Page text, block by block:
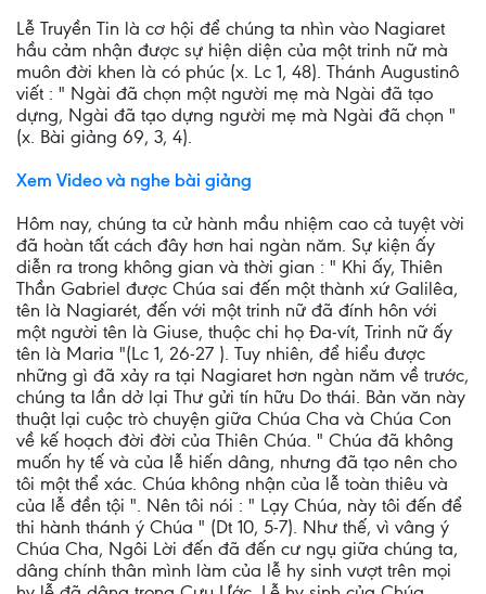
Lễ Truyền Tin là cơ hội để chúng ta nhìn vào Nagiaret
hầu cảm nhận được sự hiện diện của một trinh nữ mà
muôn đời khen là có phúc (x. Lc 1, 48). Thánh Augustinô
viết : " Ngài đã chọn một người mẹ mà Ngài đã tạo
dựng, Ngài đã tạo dựng người mẹ mà Ngài đã chọn "
(x. Bài giảng 69, 3, 4).
Xem Video và nghe bài giảng
Hôm nay, chúng ta cử hành mầu nhiệm cao cả tuyệt vời
đã hoàn tất cách đây hơn hai ngàn năm. Sự kiện ấy
diễn ra trong không gian và thời gian : " Khi ấy, Thiên
Thần Gabriel được Chúa sai đến một thành xứ Galilêa,
tên là Nagiarét, đến với một trinh nữ đã đính hôn với
một người tên là Giuse, thuộc chi họ Đa-vít, Trinh nữ ấy
tên là Maria "(Lc 1, 26-27 ). Tuy nhiên, để hiểu được
những gì đã xảy ra tại Nagiaret hơn ngàn năm về trước,
chúng ta lần dở lại Thư gửi tín hữu Do thái. Bản văn này
thuật lại cuộc trò chuyện giữa Chúa Cha và Chúa Con
về kế hoạch đời đời của Thiên Chúa. " Chúa đã không
muốn hy tế và của lễ hiến dâng, nhưng đã tạo nên cho
tôi một thể xác. Chúa không nhận của lễ toàn thiêu và
của lễ đền tội ". Nên tôi nói : " Lạy Chúa, này tôi đến để
thi hành thánh ý Chúa " (Dt 10, 5-7). Như thế, vì vâng ý
Chúa Cha, Ngôi Lời đến đã đến cư ngụ giữa chúng ta,
dâng chính thân mình làm của lễ hy sinh vượt trên mọi